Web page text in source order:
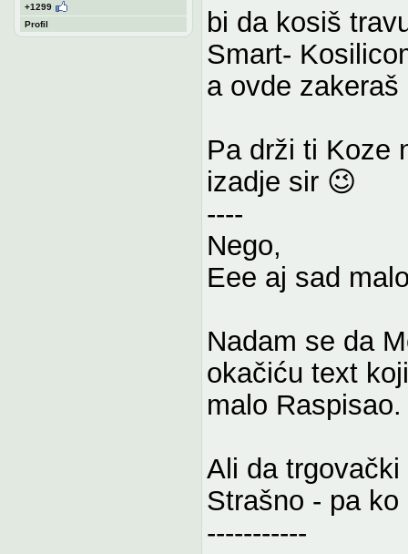
+1299
Profil
bi da kosiš
Smart-
a ovde
Pa drži ti Koze
izadje sir 😉
----
Nego,
Eee aj sad
Nadam se da
okačiću text
malo Raspisao.
Ali da
Strašno - pa ko
-----------